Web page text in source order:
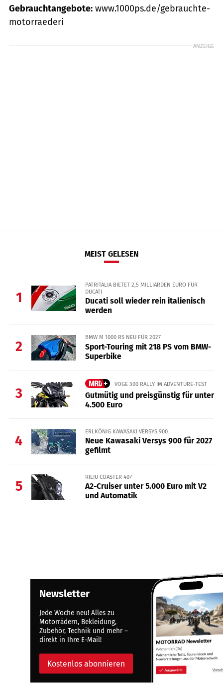
Gebrauchtangebote: www.1000ps.de/gebrauchte-
motorraederi
ANZEIGE
MEIST GELESEN
1
PATRITALIA BIETET 2,5 MILLIARDEN EURO FÜR
DUCATI
Ducati soll wieder rein italienisch
werden
2
BMW M 1000 RS NEU FÜR 2027
Sport-Touring mit 218 PS vom BMW-
Superbike
3
VOGE 300 RALLY IM ADVENTURE-TEST
Gutmütig und preisgünstig für unter
4.500 Euro
4
ERLKÖNIG KAWASAKI VERSYS 900
Neue Kawasaki Versys 900 für 2027
gefilmt
5
RIEJU COASTER 407
A2-Cruiser unter 5.000 Euro mit V2
und Automatik
Newsletter
Jede Woche neu! Alles zu
Motorrädern, Bekleidung,
Zubehör, Technik und mehr –
direkt in Ihre E-Mail!
Kostenlos abonnieren